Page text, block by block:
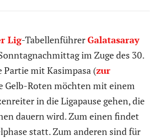
Lig-TabellenführerGalatasaray
im Zuge des 30.
Partie mit Kasimpasa (zur
Gelb-Roten möchten mit einem
in die Ligapause gehen, die
dauern wird. Zum einen findet
statt. Zum anderen sind für